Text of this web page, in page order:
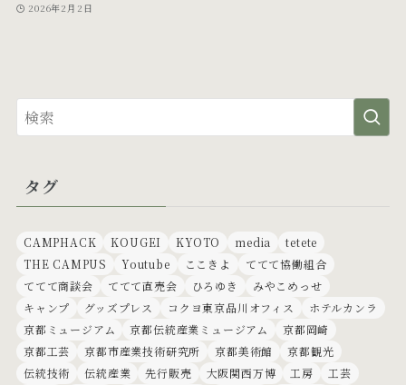
2026年2月2日
タグ
CAMPHACK KOUGEI KYOTO media
tetete
THE CAMPUS
Youtube ここきよ
ててて協働組合
ててて商談会
ててて直売会 ひろゆき
みやこめっせ
キャンプ
グッズプレス コクヨ東京品川オフィス
ホテルカンラ
京都ミュージアム
京都伝統産業ミュージアム
京都岡崎
京都工芸
京都市産業技術研究所 京都美術館
京都観光
伝統技術
伝統産業 先行販売 大阪関西万博 工房
工芸